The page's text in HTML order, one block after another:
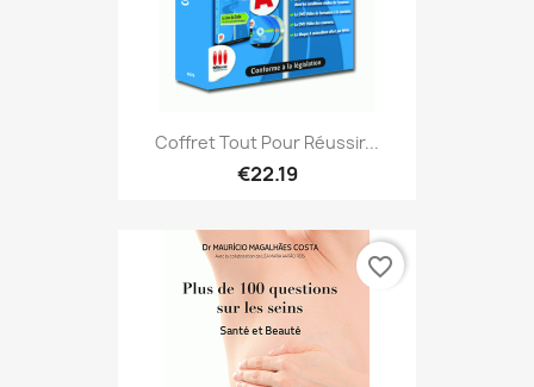
Coffret Tout Pour Réussir...
€22.19
favorite_border